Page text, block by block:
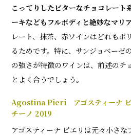
こってりしたビターなチョコレート
ーキなどもフルボディと絶妙なマリ
レート、抹茶、赤ワインはどれもポ
るためです。特に、サンジョベーゼ
の強さが特徴のワインは、前述のチ
とよく合うでしょう。
Agostina Pieri アゴスティーナ ピ
チーノ 2019
アゴスティーナ ピエリは元々小さ